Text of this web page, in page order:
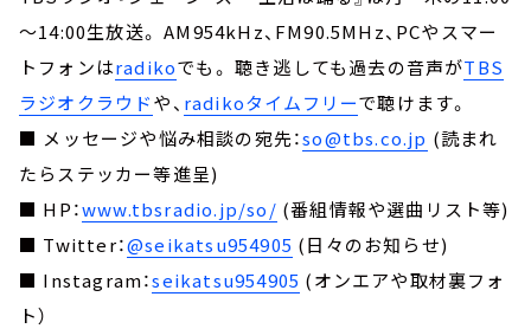
～14:00生放送。 AM954kHz、FM90.5MHz、PCやスマー
トフォンはradikoでも。 聴き逃しても過去の音声がTBS
ラジオクラウドや、 radikoタイムフリーで聴けます。
■ メッセージや悩み相談の宛先：so@tbs.co.jp (読まれ
たらステッカー等進呈)
■ HP：www.tbsradio.jp/so/ (番組情報や選曲リスト等)
■ Twitter：@seikatsu954905 (日々のお知らせ)
■ Instagram：seikatsu954905 (オンエアや取材裏フォ
ト）